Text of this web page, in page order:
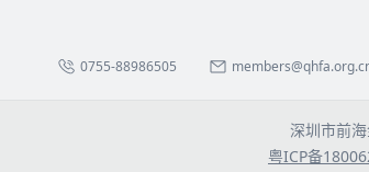
0755-88986505
深圳市前
粤ICP备